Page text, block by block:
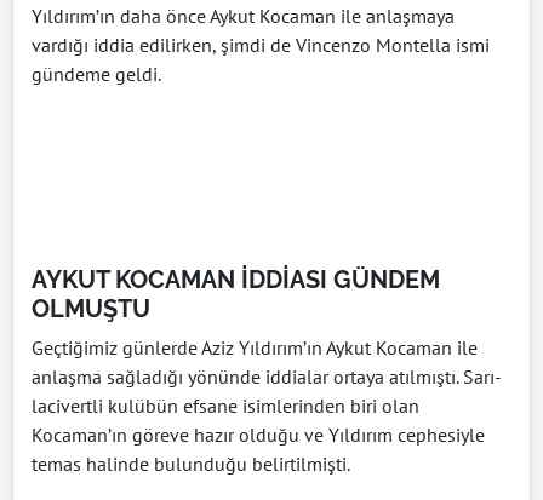
Yıldırım’ın daha önce Aykut Kocaman ile anlaşmaya
vardığı iddia edilirken, şimdi de Vincenzo Montella ismi
gündeme geldi.
AYKUT KOCAMAN İDDİASI GÜNDEM
OLMUŞTU
Geçtiğimiz günlerde Aziz Yıldırım’ın Aykut Kocaman ile
anlaşma sağladığı yönünde iddialar ortaya atılmıştı. Sarı-
lacivertli kulübün efsane isimlerinden biri olan
Kocaman’ın göreve hazır olduğu ve Yıldırım cephesiyle
temas halinde bulunduğu belirtilmişti.